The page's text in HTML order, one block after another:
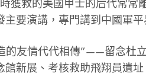
獲救的美國甲士的后代常
要演講，專門講到中國軍
的友情代代相傳”——留念杜
新展、考核救助飛翔員遺